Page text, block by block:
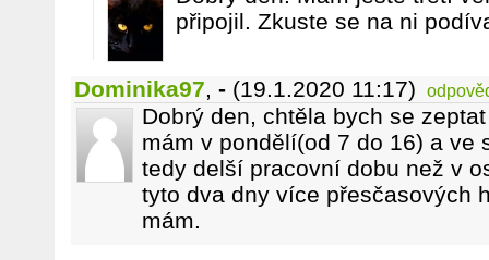
připojil. Zkuste se na ni
Dominika97, - (19.1.2020 11:17)
Dobrý den, chtěla bych se
mám v pondělí(od 7 do 16) a ve
tedy delší pracovní dobu než v
tyto dva dny více přesčasových
mám.